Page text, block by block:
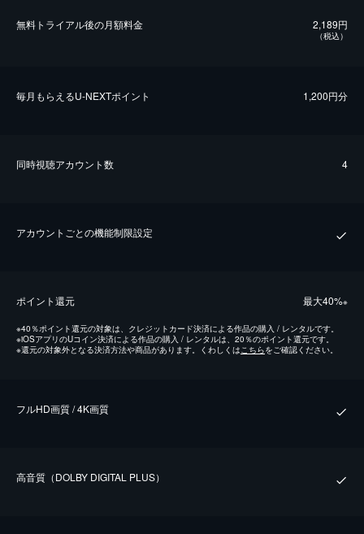
無料トライアル後の⽉額料金 2,189円
（税込）
毎⽉もらえるU-NEXTポイント 1,200円分
同時視聴アカウント数 4
アカウントごとの機能制限設定
ポイント還元 最⼤40%※
※40％ポイント還元の対象は、クレジットカード決済による作品の購入 / レンタルです。
※iOSアプリのUコイン決済による作品の購入 / レンタルは、20％のポイント還元です。
※還元の対象外となる決済方法や商品があります。くわしくは こちらをご確認ください。
フルHD画質 / 4K画質
⾼⾳質（DOLBY DIGITAL PLUS）